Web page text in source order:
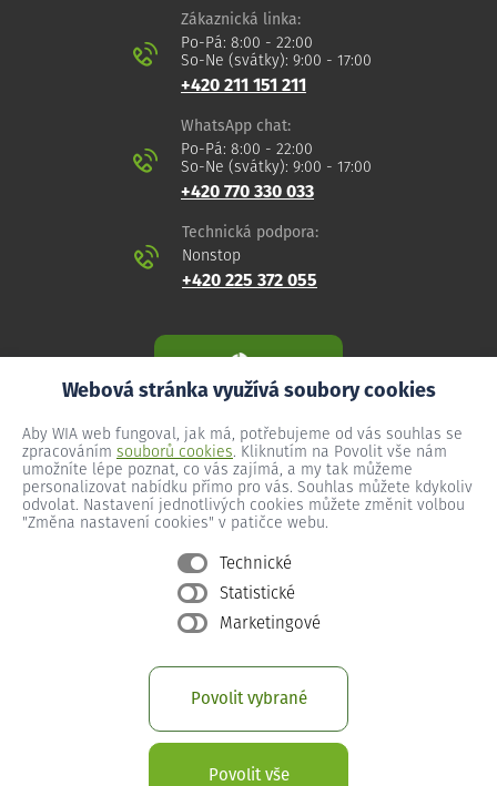
Webová stránka využívá soubory cookies
Aby WIA web fungoval, jak má, potřebujeme od vás souhlas se
zpracováním souborů cookies. Kliknutím na Povolit vše nám
umožníte lépe poznat, co vás zajímá, a my tak můžeme
personalizovat nabídku přímo pro vás. Souhlas můžete kdykoliv
odvolat. Nastavení jednotlivých cookies můžete změnit volbou
"Změna nastavení cookies" v patičce webu.
Technické
Statistické
Marketingové
Povolit vybrané
Povolit vše
Zákaznická linka:
Po-Pá: 8:00 - 22:00
So-Ne (svátky): 9:00 - 17:00
+420 211 151 211
WhatsApp chat:
Po-Pá: 8:00 - 22:00
So-Ne (svátky): 9:00 - 17:00
+420 770 330 033
Technická podpora:
Nonstop
+420 225 372 055
Všeobecné podmínky
Ochrana osobních údajů
Změna nastavení cookies
Provozní podmínky předplacený internet
Provozní podmínky WIA Optika